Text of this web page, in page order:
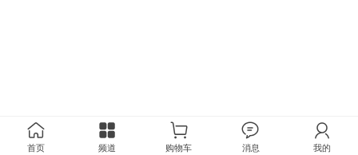
首页 频道 购物车 消息 我的